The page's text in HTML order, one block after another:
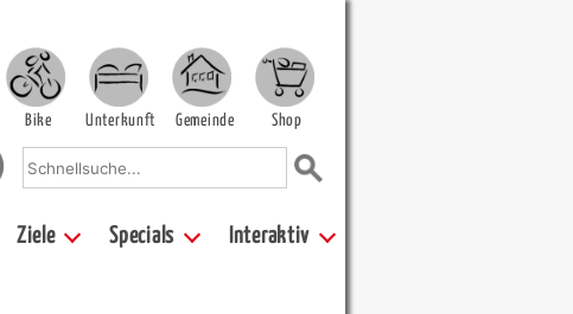
Bike Unterkunft Gemeinde Shop
Ziele Specials Interaktiv